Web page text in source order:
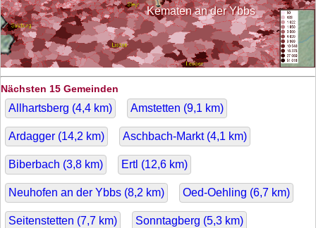
Kematen an der Ybbs
Nächsten 15 Gemeinden
Allhartsberg (4,4 km) Amstetten (9,1 km)
Ardagger (14,2 km) Aschbach-Markt (4,1 km)
Biberbach (3,8 km) Ertl (12,6 km)
Neuhofen an der Ybbs (8,2 km) Oed-Oehling (6,7 km)
Seitenstetten (7,7 km) Sonntagberg (5,3 km)